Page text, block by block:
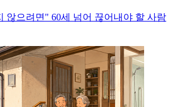
않으려면" 60세 넘어 끊어내야 할 사람